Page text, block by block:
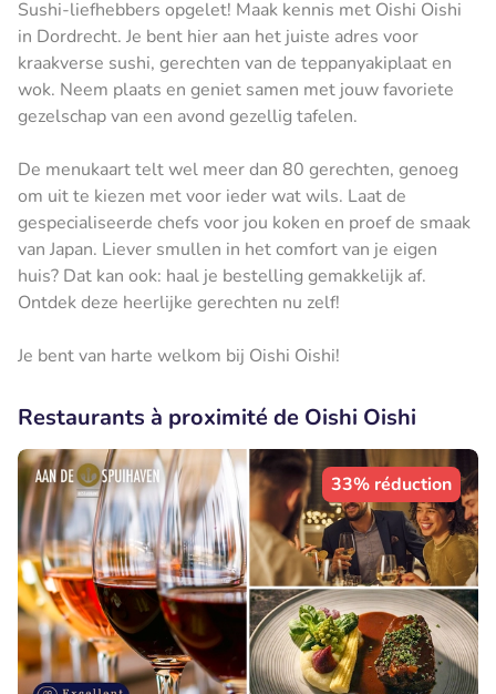
Sushi-liefhebbers opgelet! Maak kennis met Oishi Oishi
in Dordrecht. Je bent hier aan het juiste adres voor
kraakverse sushi, gerechten van de teppanyakiplaat en
wok. Neem plaats en geniet samen met jouw favoriete
gezelschap van een avond gezellig tafelen.
De menukaart telt wel meer dan 80 gerechten, genoeg
om uit te kiezen met voor ieder wat wils. Laat de
gespecialiseerde chefs voor jou koken en proef de smaak
van Japan. Liever smullen in het comfort van je eigen
huis? Dat kan ook: haal je bestelling gemakkelijk af.
Ontdek deze heerlijke gerechten nu zelf!
Je bent van harte welkom bij Oishi Oishi!
Restaurants à proximité de Oishi Oishi
33% réduction